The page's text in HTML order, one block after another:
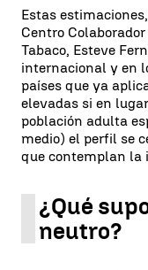
Estas
Centro
Tabaco, Esteve
internacional y en
países que ya
elevadas si en
población adulta
medio) el perfil se
que contemplan la
¿Qué
neutro?